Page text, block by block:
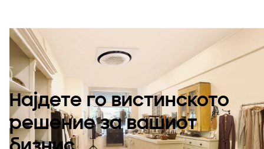
Најдете го вистинското
решение за вашиот